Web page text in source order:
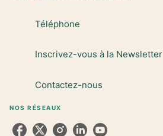
Téléphone
Inscrivez-vous à la Newsletter
Contactez-nous
NOS RÉSEAUX